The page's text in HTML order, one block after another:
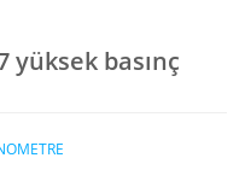
yüksek basınç